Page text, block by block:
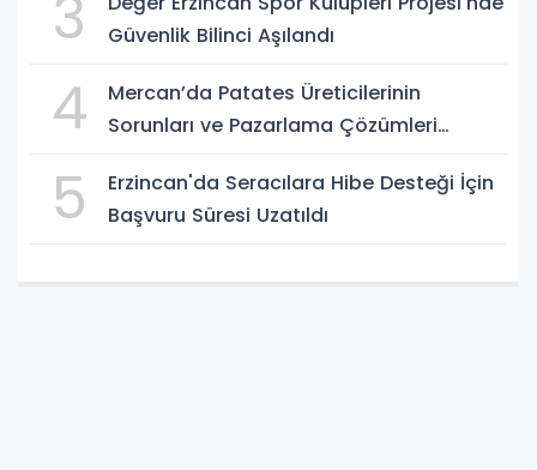
3
Güvenlik Bilinci Aşılandı
4
Mercan’da Patates Üreticilerinin
Sorunları ve Pazarlama Çözümleri
5
Erzincan'da Seracılara Hibe Desteği İçin
Başvuru Süresi Uzatıldı